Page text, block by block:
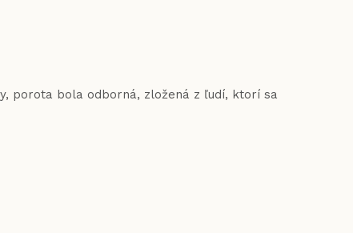
porota bola odborná, zložená z ľudí, ktorí sa